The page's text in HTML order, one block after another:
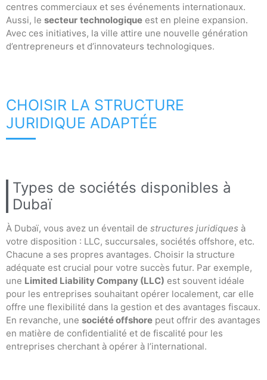
centres commerciaux et ses événements internationaux.
Aussi, le secteur technologique est en pleine expansion.
Avec ces initiatives, la ville attire une nouvelle génération
d’entrepreneurs et d’innovateurs technologiques.
CHOISIR LA STRUCTURE
JURIDIQUE ADAPTÉE
Types de sociétés disponibles à
Dubaï
À Dubaï, vous avez un éventail de structures juridiques à
votre disposition : LLC, succursales, sociétés offshore, etc.
Chacune a ses propres avantages. Choisir la structure
adéquate est crucial pour votre succès futur. Par exemple,
une Limited Liability Company (LLC) est souvent idéale
pour les entreprises souhaitant opérer localement, car elle
offre une flexibilité dans la gestion et des avantages fiscaux.
En revanche, une société offshore peut offrir des avantages
en matière de confidentialité et de fiscalité pour les
entreprises cherchant à opérer à l’international.